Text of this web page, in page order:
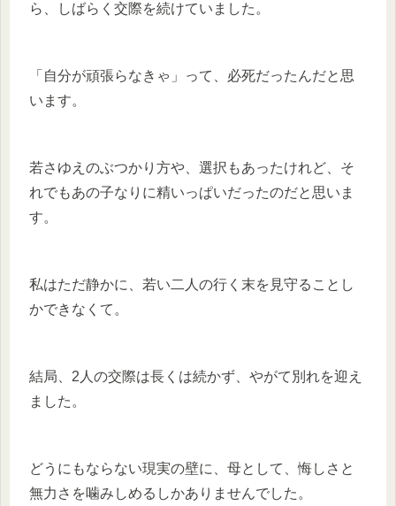
ら、しばらく交際を続けていました。
「自分が頑張らなきゃ」って、必死だったんだと思
います。
若さゆえのぶつかり方や、選択もあったけれど、そ
れでもあの子なりに精いっぱいだったのだと思いま
す。
私はただ静かに、若い二人の行く末を見守ることし
かできなくて。
結局、2人の交際は長くは続かず、やがて別れを迎え
ました。
どうにもならない現実の壁に、母として、悔しさと
無力さを噛みしめるしかありませんでした。